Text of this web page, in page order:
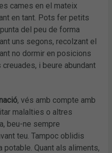
cames en el mateix
en tant. Pots fer petits
del peu de forma
uns segons, recolzant el
no dormir en posicions
i beure abundant
, vés amb compte amb
malalties o altres
beu-ne sempre
teu. Tampoc oblidis
Quant als aliments,